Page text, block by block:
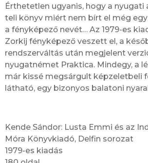
Érthetetlen ugyanis, hogy a
teli könyv miért nem bírt el még
a fényképező nevét… Az 1979-es
Zorkij fényképező veszett el, a
rendszerváltás után megjelent
nyugatnémet Praktica. Mindegy, a
már kissé megsárgult képzeletbeli
látható, egy bizonyos balatoni
Kende Sándor: Lusta Emmi és az
Móra Könyvkiadó, Delfin sorozat
1979-es kiadás